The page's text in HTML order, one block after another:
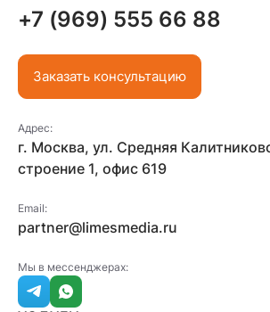
+7 (969) 555 66 88
Заказать консультацию
Адрес:
г. Москва, ул. Средняя
строение 1, офис 619
Email:
partner@limesmedia.ru
Мы в мессенджерах: